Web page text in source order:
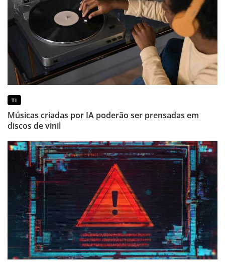
TI
Músicas criadas por IA poderão ser prensadas em
discos de vinil